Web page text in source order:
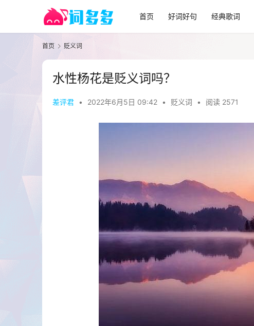
首页 好词好句 经典歌词
首页 贬义词
水性杨花是贬义词吗？
差评君 • 2022年6月5日 09:42 • 贬义词 • 阅读 2571